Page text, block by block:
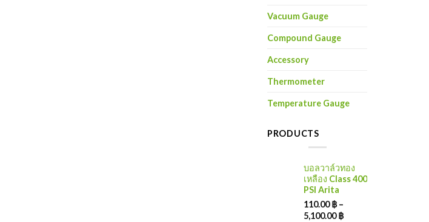
Vacuum Gauge
Compound Gauge
Accessory
Thermometer
Temperature Gauge
PRODUCTS
บอลวาล์วทอง
เหลือง Class 400
PSI Arita
110.00฿ –
5,100.00฿